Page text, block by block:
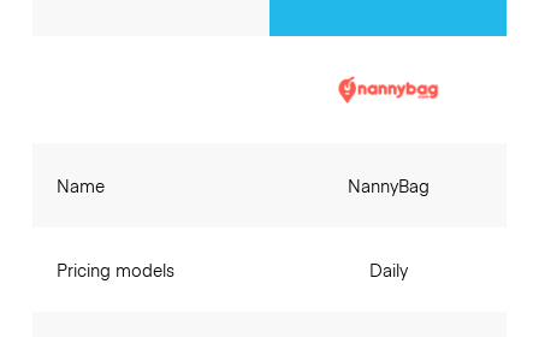
Name
Pricing models
NannyBag
Daily